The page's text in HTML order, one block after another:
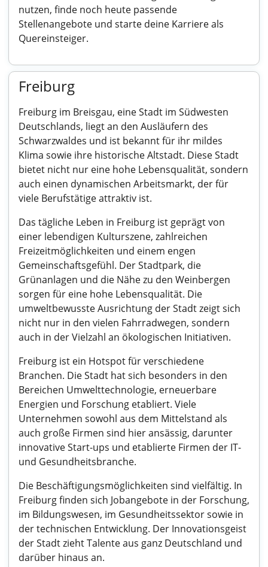
nutzen, finde noch heute passende
Stellenangebote und starte deine Karriere als
Quereinsteiger.
Freiburg
Freiburg im Breisgau, eine Stadt im Südwesten
Deutschlands, liegt an den Ausläufern des
Schwarzwaldes und ist bekannt für ihr mildes
Klima sowie ihre historische Altstadt. Diese Stadt
bietet nicht nur eine hohe Lebensqualität, sondern
auch einen dynamischen Arbeitsmarkt, der für
viele Berufstätige attraktiv ist.
Das tägliche Leben in Freiburg ist geprägt von
einer lebendigen Kulturszene, zahlreichen
Freizeitmöglichkeiten und einem engen
Gemeinschaftsgefühl. Der Stadtpark, die
Grünanlagen und die Nähe zu den Weinbergen
sorgen für eine hohe Lebensqualität. Die
umweltbewusste Ausrichtung der Stadt zeigt sich
nicht nur in den vielen Fahrradwegen, sondern
auch in der Vielzahl an ökologischen Initiativen.
Freiburg ist ein Hotspot für verschiedene
Branchen. Die Stadt hat sich besonders in den
Bereichen Umwelttechnologie, erneuerbare
Energien und Forschung etabliert. Viele
Unternehmen sowohl aus dem Mittelstand als
auch große Firmen sind hier ansässig, darunter
innovative Start-ups und etablierte Firmen der IT-
und Gesundheitsbranche.
Die Beschäftigungsmöglichkeiten sind vielfältig. In
Freiburg finden sich Jobangebote in der Forschung,
im Bildungswesen, im Gesundheitssektor sowie in
der technischen Entwicklung. Der Innovationsgeist
der Stadt zieht Talente aus ganz Deutschland und
darüber hinaus an.